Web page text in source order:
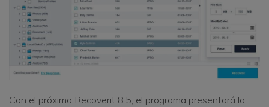
Con el próximo Recoverit 8.5, el programa presentará la